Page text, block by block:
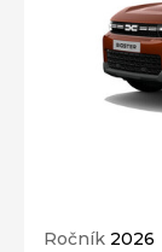
Ročník 2026